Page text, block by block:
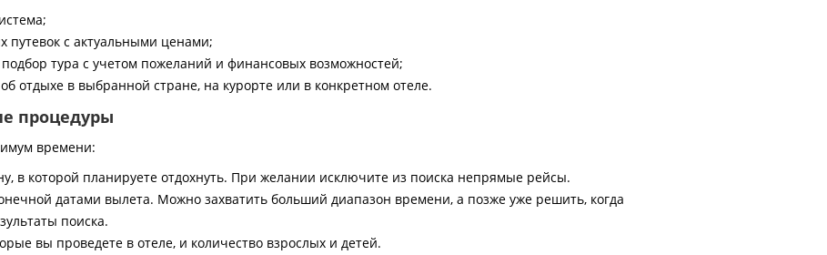
путевок с актуальными ценами;
тура с учетом пожеланий и финансовых возможностей;
отдыхе в выбранной стране, на курорте или в конкретном отеле.
процедуры
времени:
в которой планируете отдохнуть. При желании исключите из поиска непрямые рейсы.
датами вылета. Можно захватить больший диапазон времени, а позже уже решить, когда
поиска.
вы проведете в отеле, и количество взрослых и детей.